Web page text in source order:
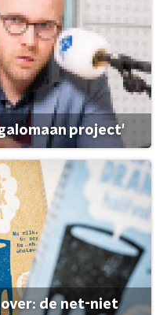
project'
de net-niet